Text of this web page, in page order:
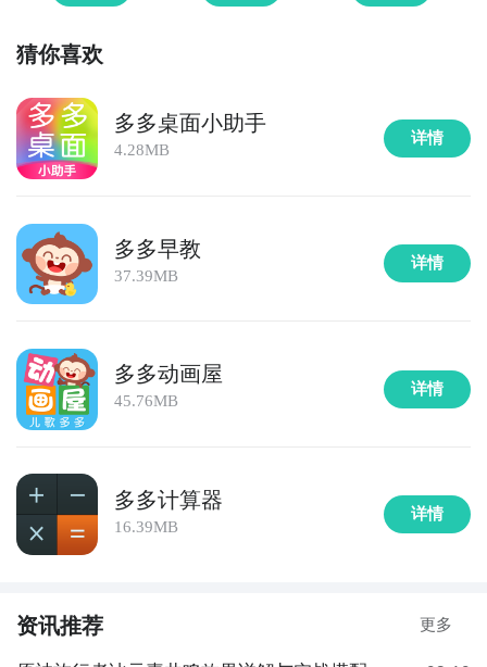
猜你喜欢
多多桌面小助手
4.28MB
详情
多多早教
37.39MB
详情
多多动画屋
45.76MB
详情
多多计算器
16.39MB
详情
资讯推荐 更多